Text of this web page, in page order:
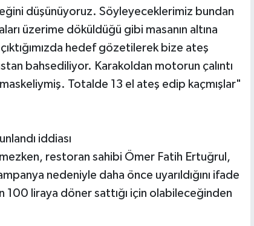
düşünüyoruz. Söyleyeceklerimiz bundan
üzerime döküldüğü gibi masanın altına
hedef gözetilerek bize ateş
bahsediliyor. Karakoldan motorun çalıntı
Totalde 13 el ateş edip kaçmışlar"
iddiası
restoran sahibi Ömer Fatih Ertuğrul,
nedeniyle daha önce uyarıldığını ifade
100 liraya döner sattığı için olabileceğinden